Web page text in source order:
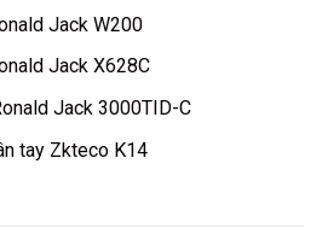
Jack W200
Jack X628C
Jack 3000TID-C
tay Zkteco K14